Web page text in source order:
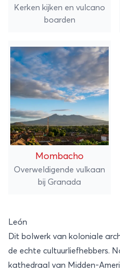
Kerken kijken en vulcano
boarden
Mombacho
Overweldigende vulkaan
bij Granada
León
Dit bolwerk van koloniale
de echte cultuurliefhebbers.
kathedraal van Midden-